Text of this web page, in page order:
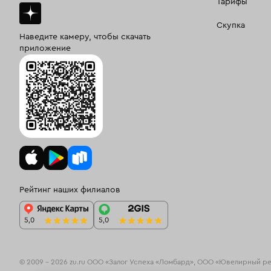
Тарифы
Скупка
Наведите камеру, чтобы скачать
приложение
Рейтинг наших филиалов
© 2009 – 2026 zu.ru ООО «Залог Успеха «Ломбард», ООО «Ювелирный